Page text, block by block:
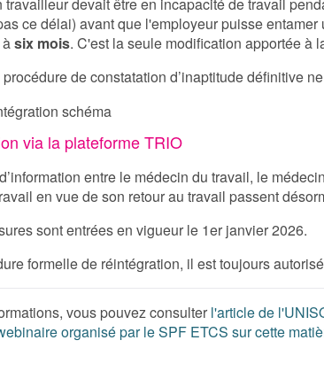
ce délai) avant que l'employeur puisse
six mois. C'est la seule modification apportée à
de constatation d’inaptitude définitive
via la plateforme TRIO
entre le médecin du travail, le
en vue de son retour au travail passent
sont entrées en vigueur le 1er janvier 2026.
formelle de réintégration, il est toujours
vous pouvez consulter l'article de
organisé par le SPF ETCS sur cette